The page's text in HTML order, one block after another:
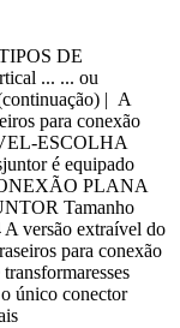
DE
... ... ou
| A
para conexão
ESCOLHA
é equipado
PLANA
Tamanho
versão extraível do
para conexão
único conector